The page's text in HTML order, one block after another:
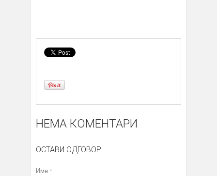
НЕМА КОМЕНТАРИ
ОСТАВИ ОДГОВОР
Име *